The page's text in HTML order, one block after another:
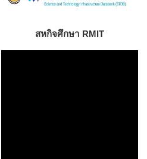
สหกิจศึกษา RMIT